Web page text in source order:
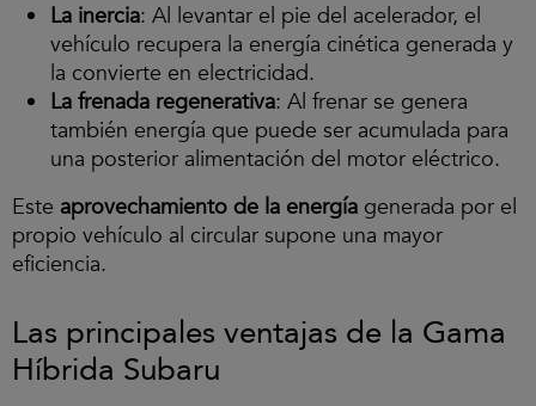
La inercia: Al levantar el pie del acelerador, el
vehículo recupera la energía cinética generada y
la convierte en electricidad.
La frenada regenerativa: Al frenar se genera
también energía que puede ser acumulada para
una posterior alimentación del motor eléctrico.
e
d
Este aprovechamiento de la energía generada por el
propio vehículo al circular supone una mayor
eficiencia.
Las principales ventajas de la Gama
Híbrida Subaru
C
l
i
c
r
a
a